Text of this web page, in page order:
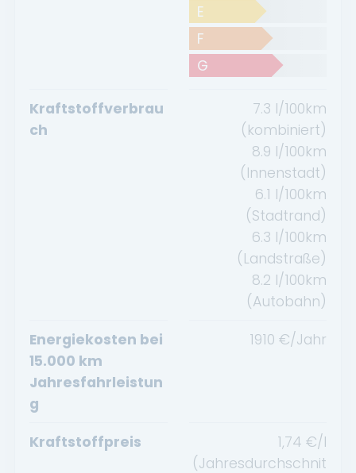
E
F
G
Kraftstoffverbrau
ch
7.3 l/100km
(kombiniert)
8.9 l/100km
(Innenstadt)
6.1 l/100km
(Stadtrand)
6.3 l/100km
(Landstraße)
8.2 l/100km
(Autobahn)
Energiekosten bei
15.000 km
Jahresfahrleistun
g
1910 €/Jahr
Kraftstoffpreis 1,74 €/l
(Jahresdurchschnit